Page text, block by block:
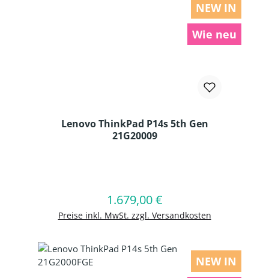
NEW IN
Wie neu
Lenovo ThinkPad P14s 5th Gen
21G20009
Regulärer Preis:
1.679,00 €
Preise inkl. MwSt. zzgl. Versandkosten
In den Warenkorb
NEW IN